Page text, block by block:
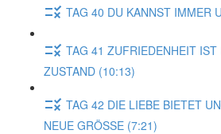
TAG 40 DU KANNST IMMER
TAG 41 ZUFRIEDENHEIT IST
ZUSTAND (10:13)
TAG 42 DIE LIEBE BIETET
NEUE GRÖSSE (7:21)